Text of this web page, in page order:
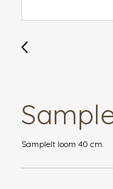
SampleIt loom 40 cm.